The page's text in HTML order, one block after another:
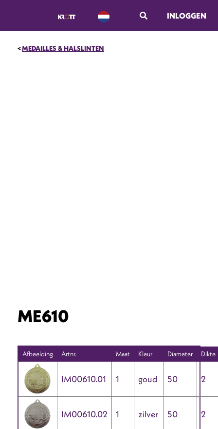
INLOGGEN
MEDAILLES & HALSLINTEN
ME610
Afbeelding Artnr. Maat Kleur Diameter Dikte
IM00610.01 1 goud 50 2
IM00610.02 1 zilver 50 2